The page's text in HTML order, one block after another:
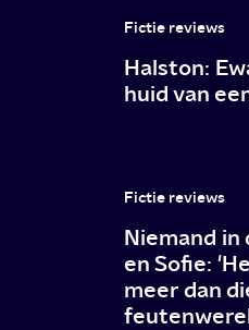
Fictie reviews
Halston:
huid van
Fictie reviews
Niemand
en Sofie:
meer dan